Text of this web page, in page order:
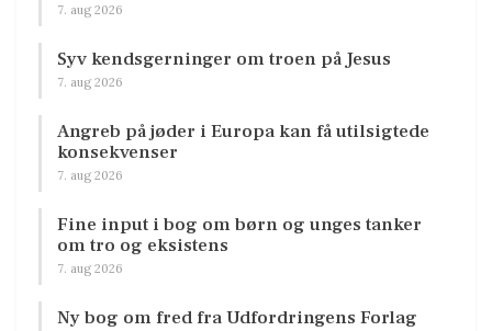
7. aug 2026
Syv kendsgerninger om troen på Jesus
7. aug 2026
Angreb på jøder i Europa kan få utilsigtede
konsekvenser
7. aug 2026
Fine input i bog om børn og unges tanker
om tro og eksistens
7. aug 2026
Ny bog om fred fra Udfordringens Forlag